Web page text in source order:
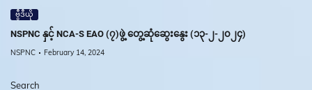
ဗွီဒီယို
NSPNC နှင့် NCA-S EAO (၇)ဖွဲ့ တွေ့ဆုံဆွေးနွေး (၁၃-၂-၂၀၂၄)
NSPNC February 14, 2024
Search